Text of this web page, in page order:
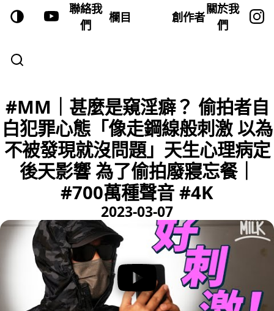
聯絡我
們
欄目 創作者
關於我
們
#MM｜甚麼是窺淫癖？ 偷拍者自
白犯罪心態「像走鋼線般刺激 以為
不被發現就沒問題」天生心理病定
後天影響 為了偷拍廢寢忘餐｜
#700萬種聲音 #4K
2023-03-07